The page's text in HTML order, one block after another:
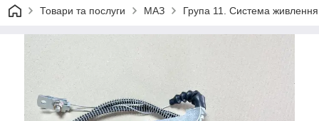
Товари та послуги МАЗ Група 11. Система живлення